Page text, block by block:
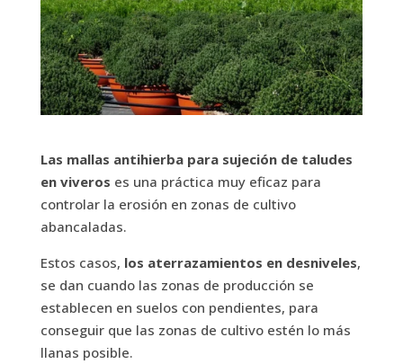
Las mallas antihierba para sujeción de taludes
en viveros es una práctica muy eficaz para
controlar la erosión en zonas de cultivo
abancaladas.
Estos casos, los aterrazamientos en desniveles,
se dan cuando las zonas de producción se
establecen en suelos con pendientes, para
conseguir que las zonas de cultivo estén lo más
llanas posible.